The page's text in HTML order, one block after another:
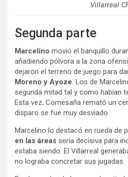
Villarreal
Segunda parte
Marcelino movió el banquillo
añadiendo pólvora a la zona
dejaron el terreno de juego para
Moreno y Ayoze. Los de
segunda mitad tal y como habían
Esta vez, Comesaña remató un
disparo se fue muy desviado.
Marcelino lo destacó en rueda de
en las áreas sería decisiva para
estaba siendo. El Villarreal
no lograba concretar sus jugadas.